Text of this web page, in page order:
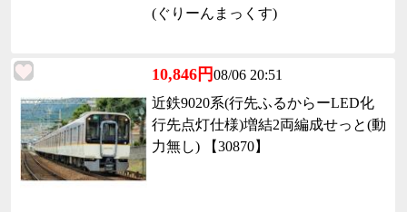
(ぐりーんまっくす)
10,846円08/06 20:51
近鉄9020系(行先ふるからーLED化
行先点灯仕様)増結2両編成せっと(動
力無し) 【30870】